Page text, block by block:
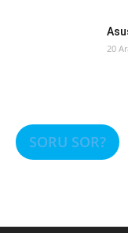
20
SORU SOR?